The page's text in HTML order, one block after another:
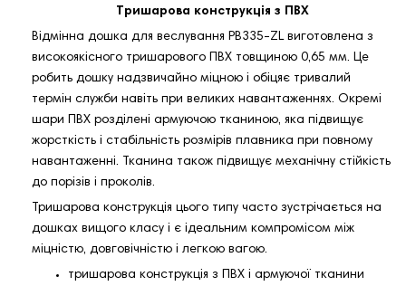
Тришарова конструкція з ПВХ
Відмінна дошка для веслування PB335-ZL виготовлена з
високоякісного тришарового ПВХ товщиною 0,65 мм. Це
робить дошку надзвичайно міцною і обіцяє тривалий
термін служби навіть при великих навантаженнях. Окремі
шари ПВХ розділені армуючою тканиною, яка підвищує
жорсткість і стабільність розмірів плавника при повному
навантаженні. Тканина також підвищує механічну стійкість
до порізів і проколів.
Тришарова конструкція цього типу часто зустрічається на
дошках вищого класу і є ідеальним компромісом між
міцністю, довговічністю і легкою вагою.
тришарова конструкція з ПВХ і армуючої тканини